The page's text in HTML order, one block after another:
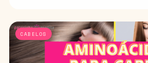
CABELOS